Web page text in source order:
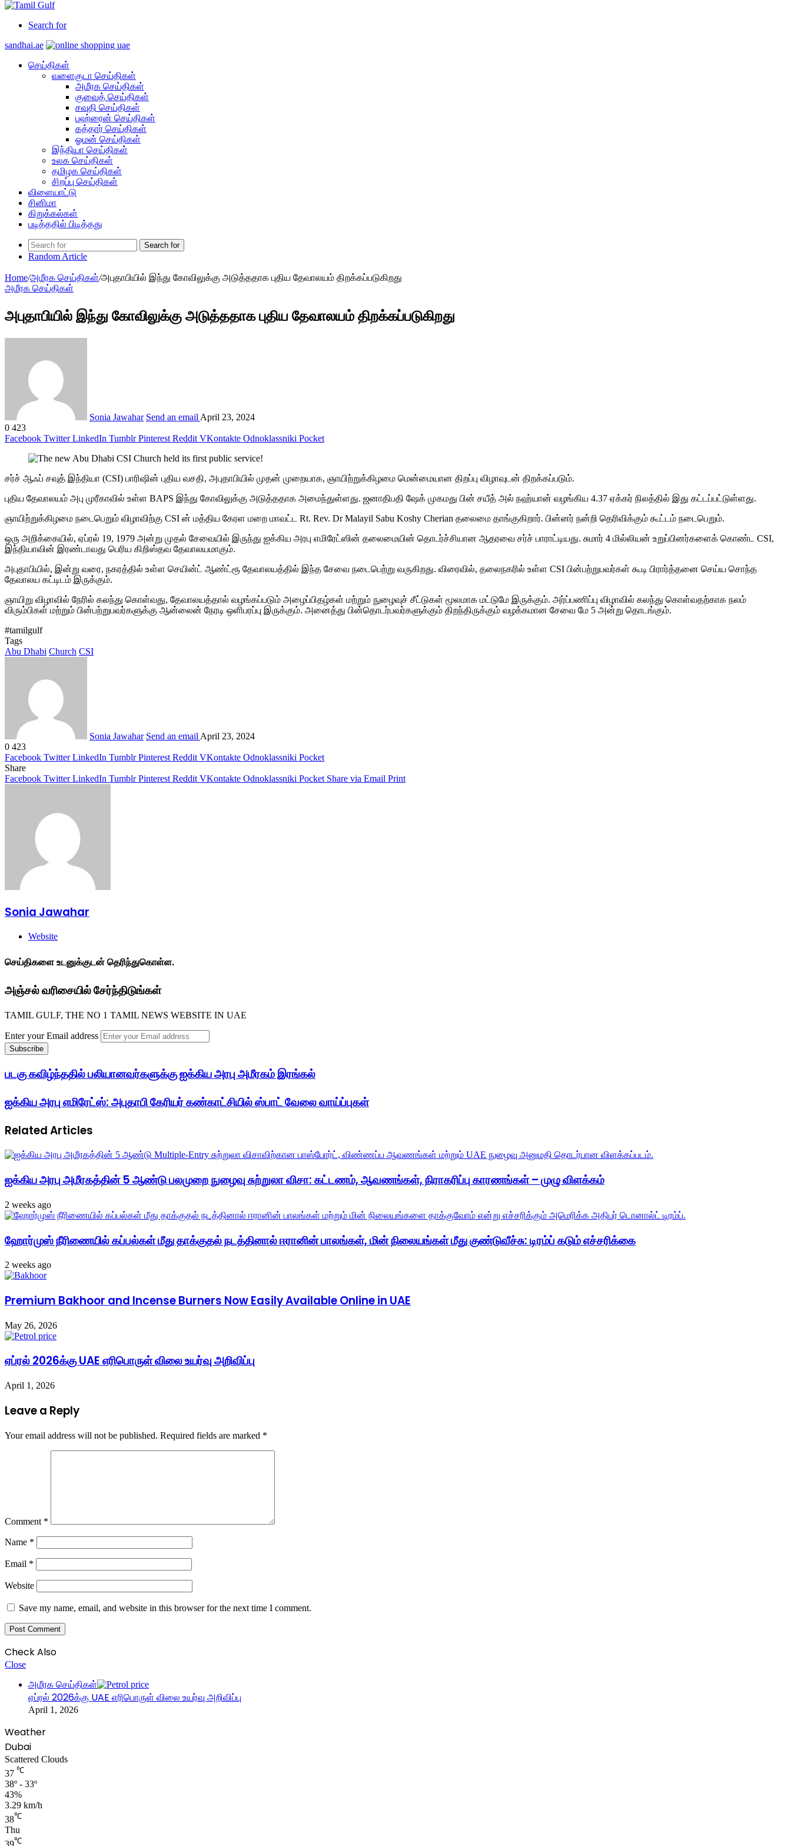
Search for
sandhai.ae
செய்திகள்
வளைகுடா செய்திகள்
அமீரக செய்திகள்
குவைத் செய்திகள்
சவுதி செய்திகள்
பஹ்ரைன் செய்திகள்
கத்தார் செய்திகள்
ஓமன் செய்திகள்
இந்தியா செய்திகள்
உலக செய்திகள்
தமிழக செய்திகள்
சிறப்பு செய்திகள்
விளையாட்டு
சினிமா
கிறுக்கல்கள்
படித்ததில் பிடித்தது
Search for
Random Article
Home/அமீரக செய்திகள்/அபுதாபியில் இந்து கோவிலுக்கு அடுத்ததாக புதிய தேவாலயம் திறக்கப்படுகிறது
அமீரக செய்திகள்
அபுதாபியில் இந்து கோவிலுக்கு அடுத்ததாக புதிய தேவாலயம் திறக்கப்படுகிறது
Sonia Jawahar Send an email April 23, 2024
0 423
Facebook Twitter LinkedIn Tumblr Pinterest Reddit VKontakte Odnoklassniki Pocket
சர்ச் ஆஃப் சவுத் இந்தியா (CSI) பாரிஷின் புதிய வசதி, அபுதாபியில் முதன் முறையாக, ஞாயிற்றுக்கிழமை மென்மையான திறப்பு விழாவுடன் திறக்கப்படும்.
புதிய தேவாலயம் அபு முரீகாவில் உள்ள BAPS இந்து கோவிலுக்கு அடுத்ததாக அமைந்துள்ளது. ஜனாதிபதி ஷேக் முகமது பின் சயீத் அல் நஹ்யான் வழங்கிய 4.37 ஏக்கர் நிலத்தில் இது கட்டப்பட்டுள்ளது.
ஞாயிற்றுக்கிழமை நடைபெறும் விழாவிற்கு CSI ன் மத்திய கேரள மறை மாவட்ட Rt. Rev. Dr Malayil Sabu Koshy Cherian தலைமை தாங்குகிறார். பின்னர் நன்றி தெரிவிக்கும் கூட்டம் நடைபெறும்.
ஒரு அறிக்கையில், ஏப்ரல் 19, 1979 அன்று முதல் சேவையில் இருந்து ஐக்கிய அரபு எமிரேட்ஸின் தலைமையின் தொடர்ச்சியான ஆதரவை சர்ச் பாராட்டியது. சுமார் 4 மில்லியன் உறுப்பினர்களைக் கொண்ட CSI,
இந்தியாவின் இரண்டாவது பெரிய கிறிஸ்தவ தேவாலயமாகும்.
அபுதாபியில், இன்று வரை, நகரத்தில் உள்ள செயின்ட் ஆண்ட்ரூ தேவாலயத்தில் இந்த சேவை நடைபெற்று வருகிறது. விரைவில், தலைநகரில் உள்ள CSI பின்பற்றுபவர்கள் கூடி பிரார்த்தனை செய்ய சொந்த
தேவாலய கட்டிடம் இருக்கும்.
ஞாயிறு விழாவில் நேரில் கலந்து கொள்வது, தேவாலயத்தால் வழங்கப்படும் அழைப்பிதழ்கள் மற்றும் நுழைவுச் சீட்டுகள் மூலமாக மட்டுமே இருக்கும். அர்ப்பணிப்பு விழாவில் கலந்து கொள்வதற்காக நலம்
விரும்பிகள் மற்றும் பின்பற்றுபவர்களுக்கு ஆன்லைன் நேரடி ஒளிபரப்பு இருக்கும். அனைத்து பின்தொடர்பவர்களுக்கும் திறந்திருக்கும் வழக்கமான சேவை மே 5 அன்று தொடங்கும்.
#tamilgulf
Tags
Abu Dhabi Church CSI
Sonia Jawahar Send an email April 23, 2024
0 423
Facebook Twitter LinkedIn Tumblr Pinterest Reddit VKontakte Odnoklassniki Pocket
Share
Facebook Twitter LinkedIn Tumblr Pinterest Reddit VKontakte Odnoklassniki Pocket Share via Email Print
Sonia Jawahar
Website
செய்திகளை உடனுக்குடன் தெரிந்துகொள்ள.
அஞ்சல் வரிசையில் சேர்ந்திடுங்கள்
TAMIL GULF, THE NO 1 TAMIL NEWS WEBSITE IN UAE
Enter your Email address
படகு கவிழ்ந்ததில் பலியானவர்களுக்கு ஐக்கிய அரபு அமீரகம் இரங்கல்
ஐக்கிய அரபு எமிரேட்ஸ்: அபுதாபி கேரியர் கண்காட்சியில் ஸ்பாட் வேலை வாய்ப்புகள்
Related Articles
ஐக்கிய அரபு அமீரகத்தின் 5 ஆண்டு பலமுறை நுழைவு சுற்றுலா விசா: கட்டணம், ஆவணங்கள், நிராகரிப்பு காரணங்கள் – முழு விளக்கம்
2 weeks ago
ஹோர்முஸ் நீரிணையில் கப்பல்கள் மீது தாக்குதல் நடத்தினால் ஈரானின் பாலங்கள், மின் நிலையங்கள் மீது குண்டுவீச்சு: டிரம்ப் கடும் எச்சரிக்கை
2 weeks ago
Premium Bakhoor and Incense Burners Now Easily Available Online in UAE
May 26, 2026
ஏப்ரல் 2026க்கு UAE எரிபொருள் விலை உயர்வு அறிவிப்பு
April 1, 2026
Leave a Reply
Your email address will not be published. Required fields are marked *
Comment *
Name *
Email *
Website
Save my name, email, and website in this browser for the next time I comment.
Check Also
Close
அமீரக செய்திகள்
ஏப்ரல் 2026க்கு UAE எரிபொருள் விலை உயர்வு அறிவிப்பு
April 1, 2026
Weather
Dubai
Scattered Clouds
37 ℃
38º - 33º
43%
3.29 km/h
38℃
Thu
℃